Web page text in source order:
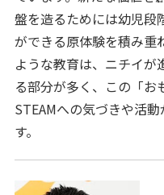
盤を造るためには幼児段
ができる原体験を積み重
ような教育は、ニチイが
る部分が多く、この「お
STEAMへの気づきや活
す。